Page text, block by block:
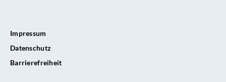
Impressum
Datenschutz
Barrierefreiheit